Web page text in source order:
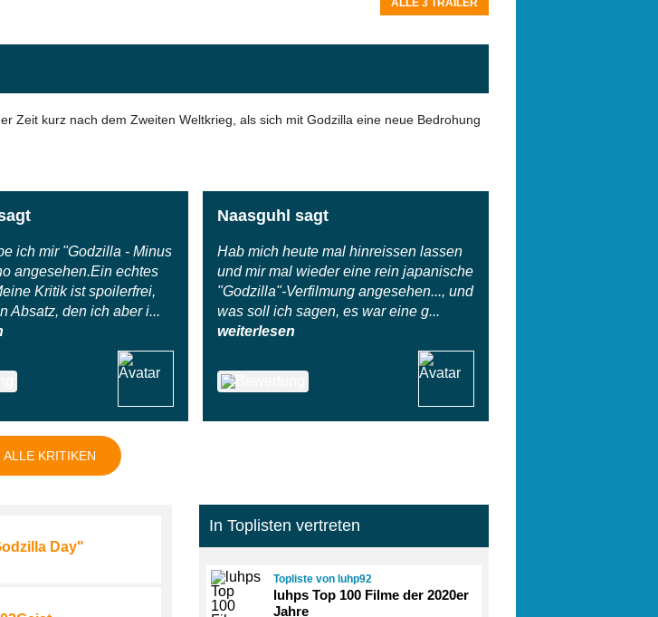
Zeit kurz nach dem Zweiten Weltkrieg, als sich mit Godzilla eine neue Bedrohung
ich mir "Godzilla - Minus
angesehen.Ein echtes
Kritik ist spoilerfrei,
Absatz, den ich aber i...
Naasguhl sagt
Hab mich heute mal hinreissen lassen
und mir mal wieder eine rein japanische
"Godzilla"-Verfilmung angesehen..., und
was soll ich sagen, es war eine g...
weiterlesen
ALLE KRITIKEN
Day"
In Toplisten vertreten
Topliste von luhp92
luhps Top 100 Filme der 2020er
Jahre